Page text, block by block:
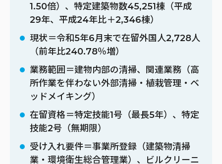
1.50倍）、特定建築物数45,251棟（平成
29年、平成24年比＋2,346棟）
現状＝令和5年6月末で在留外国人2,728人
（前年比240.78％増）
業務範囲＝建物内部の清掃、関連業務（高
所作業を伴わない外部清掃・植栽管理・ベ
ッドメイキング）
在留資格＝特定技能1号（最長5年）、特定
技能2号（無期限）
受け入れ要件＝事業所登録（建築物清掃
業・環境衛生総合管理業）、ビルクリーニ